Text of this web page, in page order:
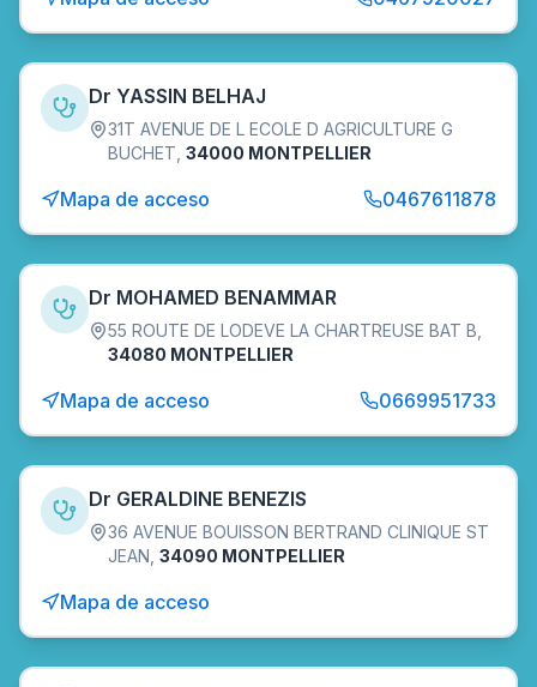
Dr YASSIN BELHAJ
31T AVENUE DE L ECOLE D AGRICULTURE G
BUCHET 34000 MONTPELLIER
Mapa de acceso 0467611878
Dr MOHAMED BENAMMAR
55 ROUTE DE LODEVE LA CHARTREUSE BAT B
34080 MONTPELLIER
Mapa de acceso 0669951733
Dr GERALDINE BENEZIS
36 AVENUE BOUISSON BERTRAND CLINIQUE ST
JEAN 34090 MONTPELLIER
Mapa de acceso